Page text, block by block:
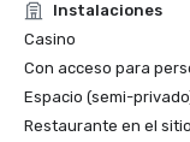
Instalaciones
Casino
Con acceso para
Espacio (semi-
Restaurante en el sitio